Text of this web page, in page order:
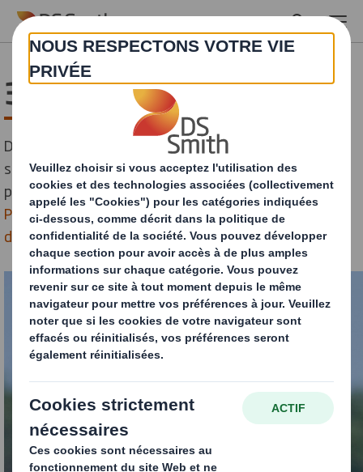
Skip to main content
3 ans de partenariat
Dans le cadre de leurs engagements communs, de
sensibiliser la population à préserver l’environnement
pour développer un monde plus durable,DS Smith
Packaging France et la Fondation GoodPlanet
deviennent partenaires pour une durée de trois ans